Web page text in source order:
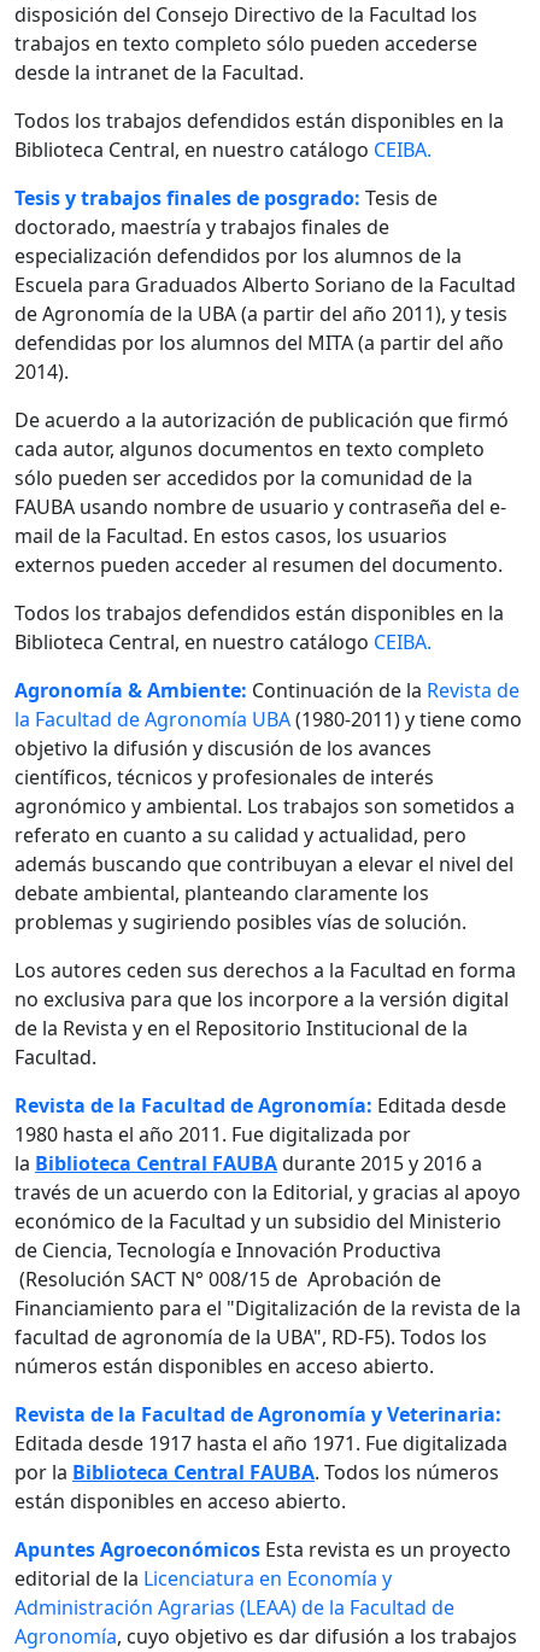
disposición del Consejo Directivo de la Facultad los
trabajos en texto completo sólo pueden accederse
desde la intranet de la Facultad.
Todos los trabajos defendidos están disponibles en la
Biblioteca Central, en nuestro catálogo CEIBA.
Tesis y trabajos finales de posgrado: Tesis de
doctorado, maestría y trabajos finales de
especialización defendidos por los alumnos de la
Escuela para Graduados Alberto Soriano de la Facultad
de Agronomía de la UBA (a partir del año 2011), y tesis
defendidas por los alumnos del MITA (a partir del año
2014).
De acuerdo a la autorización de publicación que firmó
cada autor, algunos documentos en texto completo
sólo pueden ser accedidos por la comunidad de la
FAUBA usando nombre de usuario y contraseña del e-
mail de la Facultad. En estos casos, los usuarios
externos pueden acceder al resumen del documento.
Todos los trabajos defendidos están disponibles en la
Biblioteca Central, en nuestro catálogo CEIBA.
Agronomía & Ambiente: Continuación de la Revista de
la Facultad de Agronomía UBA(1980-2011) y tiene como
objetivo la difusión y discusión de los avances
científicos, técnicos y profesionales de interés
agronómico y ambiental. Los trabajos son sometidos a
referato en cuanto a su calidad y actualidad, pero
además buscando que contribuyan a elevar el nivel del
debate ambiental, planteando claramente los
problemas y sugiriendo posibles vías de solución.
Los autores ceden sus derechos a la Facultad en forma
no exclusiva para que los incorpore a la versión digital
de la Revista y en el Repositorio Institucional de la
Facultad.
Revista de la Facultad de Agronomía: Editada desde
1980 hasta el año 2011. Fue digitalizada por
la Biblioteca Central FAUBAdurante 2015 y 2016 a
través de un acuerdo con la Editorial, y gracias al apoyo
económico de la Facultad y un subsidio del Ministerio
de Ciencia, Tecnología e Innovación Productiva
(Resolución SACT N° 008/15 de Aprobación de
Financiamiento para el "Digitalización de la revista de la
facultad de agronomía de la UBA", RD-F5). Todos los
números están disponibles en acceso abierto.
Revista de la Facultad de Agronomía y Veterinaria:
Editada desde 1917 hasta el año 1971. Fue digitalizada
por la Biblioteca Central FAUBA. Todos los números
están disponibles en acceso abierto.
Apuntes Agroeconómicos Esta revista es un proyecto
editorial de la Licenciatura en Economía y
Administración Agrarias (LEAA) de la Facultad de
Agronomía, cuyo objetivo es dar difusión a los trabajos